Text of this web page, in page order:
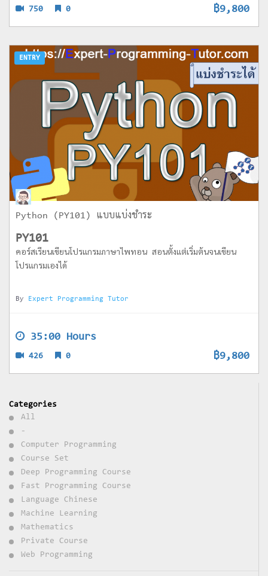
฿9,800
750 0
ENTRY
Python (PY101) แบบแบ่งชำระ
PY101
คอร์สเรียนเขียนโปรแกรมภาษาไพทอน สอนตั้งแต่เริ่มต้นจนเขียน
โปรแกรมเองได้
By Expert Programming Tutor
35:00 Hours
฿9,800
426 0
Categories
All
-
Computer Programming
Course Set
Deep Programming Course
Fast Programming Course
Language Chinese
Machine Learning
Mathematics
Private Course
Web Programming